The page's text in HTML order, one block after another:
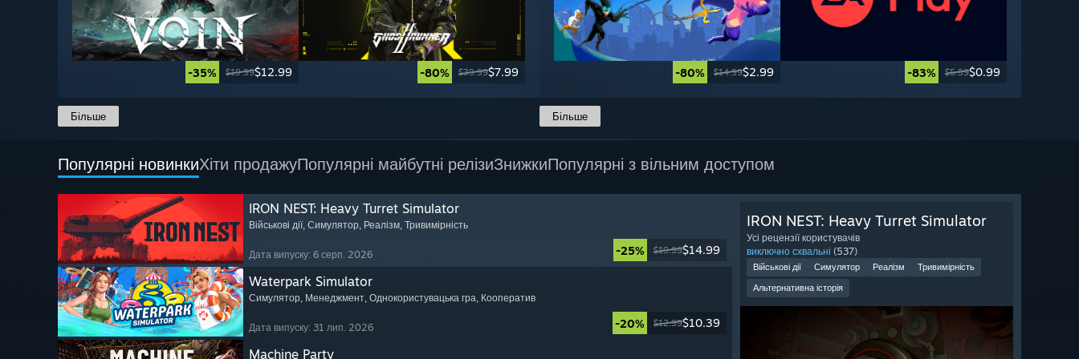
-35% $19.99$12.99 -80% $39.99$7.99
Більше
-80% $14.99$2.99 -83% $5.99$0.99
Більше
Популярні новинкиХіти продажуПопулярні майбутні релізиЗнижкиПопулярні з вільним доступом
IRON NEST: Heavy Turret Simulator
Військові дії, Симулятор, Реалізм, Тривимірність
Дата випуску: 6 серп. 2026 -25% $19.99$14.99
Waterpark Simulator
Симулятор, Менеджмент, Однокористувацька гра, Кооператив
Дата випуску: 31 лип. 2026 -20% $12.99$10.39
Machine Party
IRON NEST: Heavy Turret Simulator
Усі рецензії користувачів
виключно схвальні (537)
Військові дії Симулятор Реалізм
Тривимірність
Альтернативна історія